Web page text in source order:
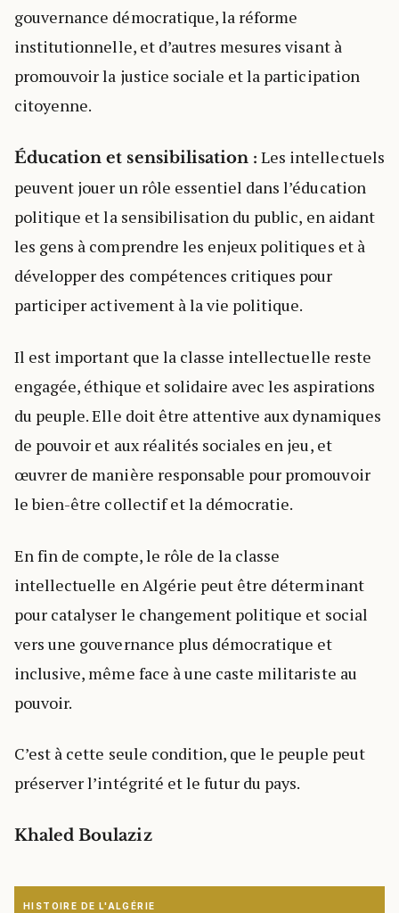
gouvernance démocratique, la réforme
institutionnelle, et d’autres mesures visant à
promouvoir la justice sociale et la participation
citoyenne.
Éducation et sensibilisation : Les intellectuels
peuvent jouer un rôle essentiel dans l’éducation
politique et la sensibilisation du public, en aidant
les gens à comprendre les enjeux politiques et à
développer des compétences critiques pour
participer activement à la vie politique.
Il est important que la classe intellectuelle reste
engagée, éthique et solidaire avec les aspirations
du peuple. Elle doit être attentive aux dynamiques
de pouvoir et aux réalités sociales en jeu, et
œuvrer de manière responsable pour promouvoir
le bien-être collectif et la démocratie.
En fin de compte, le rôle de la classe
intellectuelle en Algérie peut être déterminant
pour catalyser le changement politique et social
vers une gouvernance plus démocratique et
inclusive, même face à une caste militariste au
pouvoir.
C’est à cette seule condition, que le peuple peut
préserver l’intégrité et le futur du pays.
Khaled Boulaziz
HISTOIRE DE L'ALGÉRIE